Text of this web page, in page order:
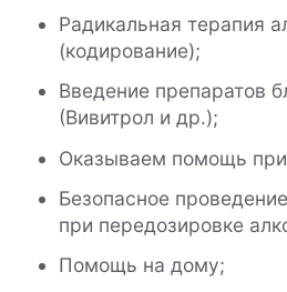
Радикальная терапия
(кодирование);
Введение препаратов
(Вивитрол и др.);
Оказываем помощь при
Безопасное
при передозировке
Помощь на дому;